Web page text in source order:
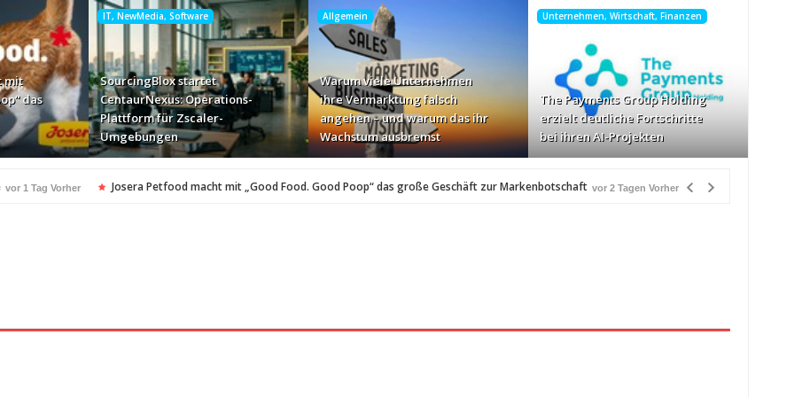
mit
das
IT, NewMedia, Software
SourcingBlox startet
CentaurNexus: Operations-
Plattform für Zscaler-
Umgebungen
Allgemein
Warum viele Unternehmen
ihre Vermarktung falsch
angehen – und warum das ihr
Wachstum ausbremst
Unternehmen, Wirtschaft, Finanzen
The Payments Group Holding
erzielt deutliche Fortschritte
bei ihren AI-Projekten
vor 1 Tag Vorher Josera Petfood macht mit „Good Food. Good Poop“ das große Geschäft zur Markenbotschaft vor 2 Tagen Vorher
AI-Projekten
Bayerischen Bio-Erlebnistagen